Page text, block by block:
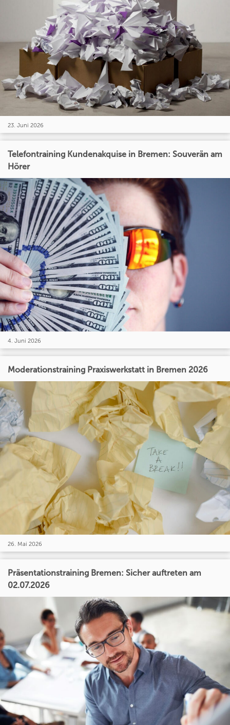
23. Juni 2026
Telefontraining Kundenakquise in Bremen: Souverän am
Hörer
4. Juni 2026
Moderationstraining Praxiswerkstatt in Bremen 2026
26. Mai 2026
Präsentationstraining Bremen: Sicher auftreten am
02.07.2026